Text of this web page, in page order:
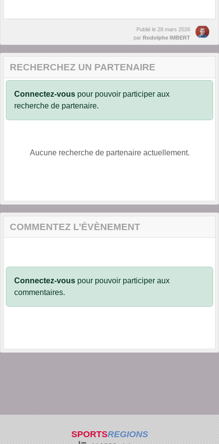
Publié le 28 mars 2026
par Rodolphe IMBERT
RECHERCHEZ UN PARTENAIRE
Connectez-vous pour pouvoir participer aux
recherche de partenaire.
Aucune recherche de partenaire actuellement.
COMMENTEZ L’ÉVÈNEMENT
Connectez-vous pour pouvoir participer aux
commentaires.
SPORTSREGIONS